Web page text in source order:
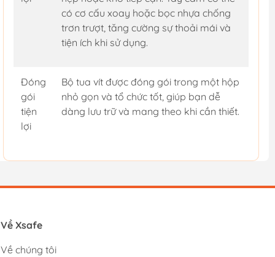
có cơ cấu xoay hoặc bọc nhựa chống
trơn trượt, tăng cường sự thoải mái và
tiện ích khi sử dụng.
Đóng
gói
tiện
lợi
Bộ tua vít được đóng gói trong một hộp
nhỏ gọn và tổ chức tốt, giúp bạn dễ
dàng lưu trữ và mang theo khi cần thiết.
Về Xsafe
Về chúng tôi